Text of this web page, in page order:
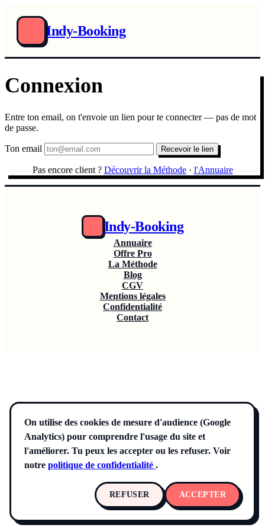
Indy-Booking
Connexion
Entre ton email, on t'envoie un lien pour te connecter — pas de mot
de passe.
Ton email Recevoir le lien
Pas encore client ? Découvrir la Méthode · l'Annuaire
Indy-Booking
Annuaire
Offre Pro
La Méthode
Blog
CGV
Mentions légales
Confidentialité
Contact
On utilise des cookies de mesure d'audience (Google
Analytics) pour comprendre l'usage du site et
l'améliorer. Tu peux les accepter ou les refuser. Voir
notre politique de confidentialité .
REFUSER ACCEPTER